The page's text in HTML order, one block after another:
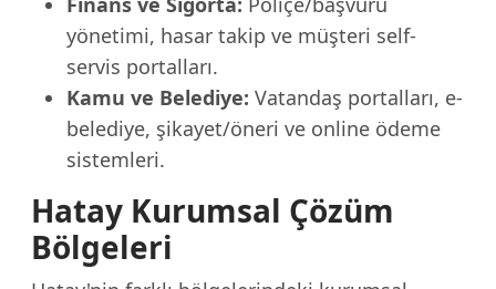
yönetimi, hasar takip ve müşteri self-
servis portalları.
Kamu ve Belediye: Vatandaş portalları, e-
belediye, şikayet/öneri ve online ödeme
sistemleri.
Hatay Kurumsal Çözüm
Bölgeleri